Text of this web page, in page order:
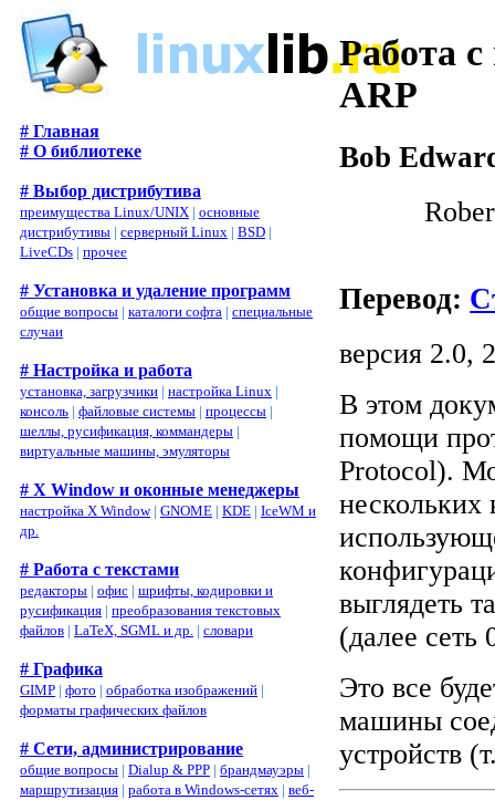
# Главная
# О библиотеке
# Выбор дистрибутива
преимущества Linux/UNIX | основные
дистрибутивы | серверный Linux | BSD |
LiveCDs | прочее
# Установка и удаление программ
общие вопросы | каталоги софта | специальные
случаи
# Настройка и работа
установка, загрузчики | настройка Linux |
консоль | файловые системы | процессы |
шеллы, русификация, коммандеры |
виртуальные машины, эмуляторы
# X Window и оконные менеджеры
настройка X Window| GNOME | KDE | IceWM и
др.
# Работа с текстами
редакторы | офис | шрифты, кодировки и
русификация | преобразования текстовых
файлов | LaTeX, SGML и др. | словари
# Графика
GIMP | фото | обработка изображений |
форматы графических файлов
# Сети, администрирование
общие вопросы | Dialup & PPP | брандмауэры |
маршрутизация | работа в Windows-сетях | веб-
Работа
ARP
Bob
Перевод:
версия 2.0,
В этом
помощи
Protocol).
нескольких
выглядеть
(далее сеть
Это все
машины
устройств